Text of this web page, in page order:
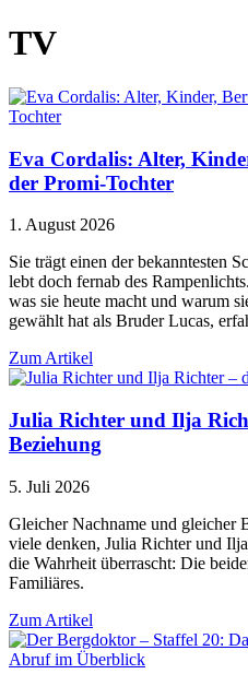
TV
Eva Cordalis: Alter,
der Promi-Tochter
1. August 2026
Sie trägt einen der bekanntesten
lebt doch fernab des
was sie heute macht und warum
gewählt hat als Bruder Lucas,
Zum Artikel
Julia Richter und Ilja
Beziehung
5. Juli 2026
Gleicher Nachname und gleicher
viele denken, Julia Richter und
die Wahrheit überrascht: Die
Familiäres.
Zum Artikel